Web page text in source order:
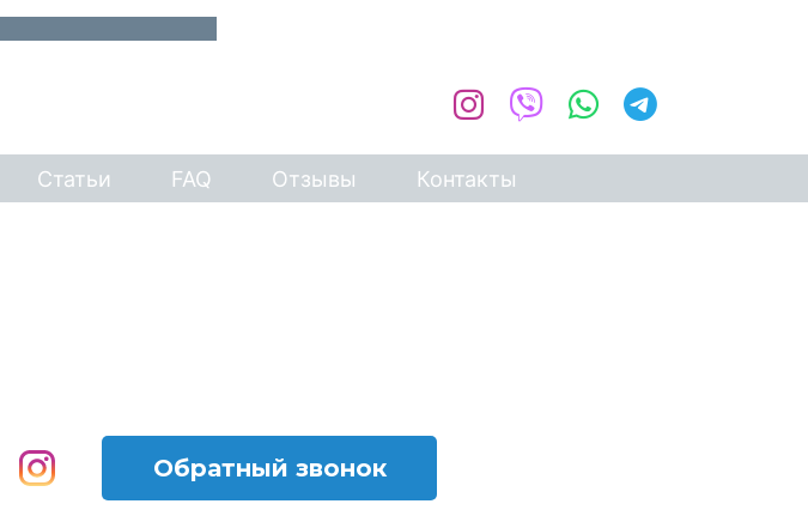
Статьи FAQ Отзывы Контакты
Обратный звонок